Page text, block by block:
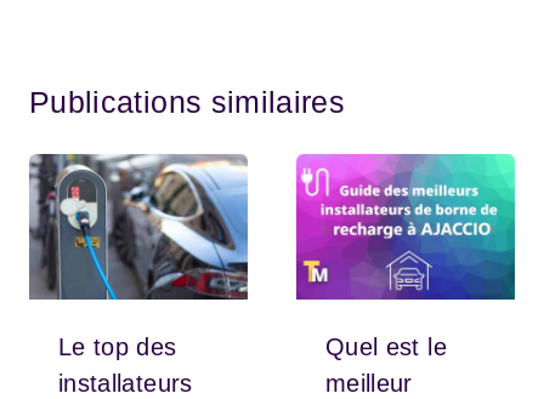
Publications similaires
Le top des
installateurs
Quel est le
meilleur